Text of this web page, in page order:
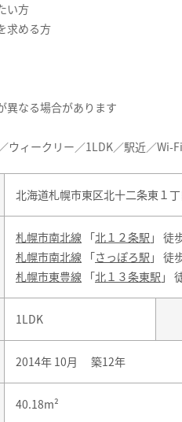
い方
求める方
異なる場合があります
ウィークリー／1LDK／駅近／Wi-
北海道札幌市東区北十二条東１丁
札幌市南北線 「北１２条駅 」 徒
札幌市南北線 「さっぽろ駅 」 徒
札幌市東豊線 「北１３条東駅 」
1LDK
2014年 10月 築12年
40.18m²